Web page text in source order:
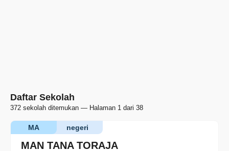
Daftar Sekolah
372 sekolah ditemukan — Halaman 1 dari 38
MAN TANA TORAJA
negeri
MA